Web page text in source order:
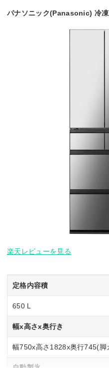
パナソニック(Panasonic) 冷
楽天レビューを見る
定格内容積
650 L
幅x高さx奥行き
幅750x高さ1828x奥行745(脚